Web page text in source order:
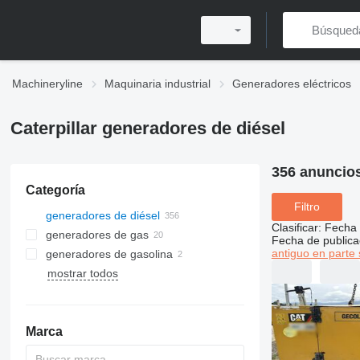
Machineryline Maquinaria industrial Generadores eléctricos
Caterpillar generadores de diésel
Categoría
generadores de diésel
generadores de gas
generadores de gasolina
mostrar todos
Marca
356
Filtro
Clasificar: Fecha
Fecha de
antiguo en parte